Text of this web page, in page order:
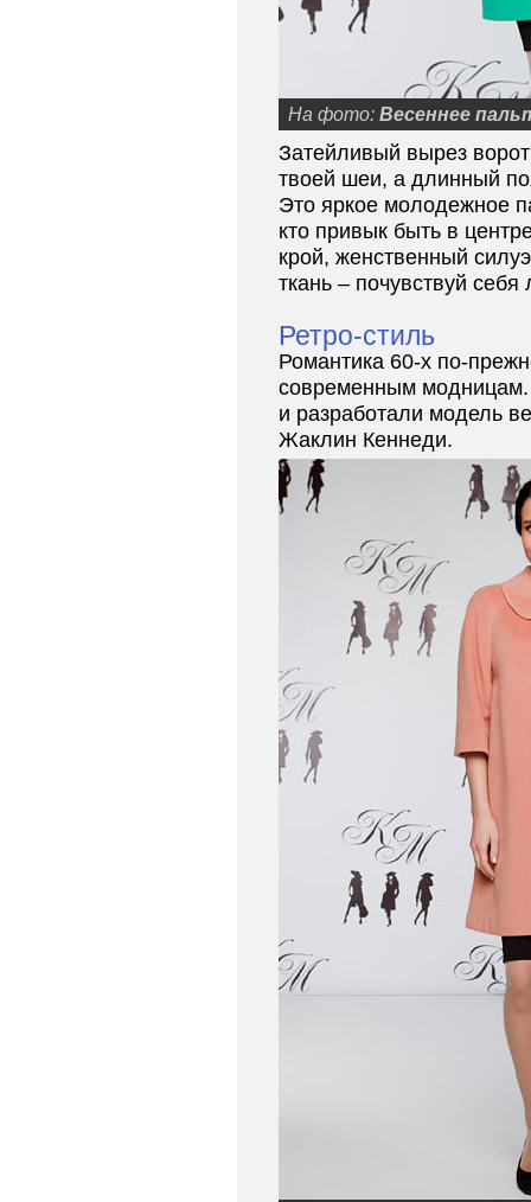
На фото: Весеннее
Затейливый вырез
твоей шеи, а длинный
Это яркое молодежное
кто привык быть в
крой, женственный
ткань – почувствуй
Ретро-стиль
Романтика 60-х по-
современным
и разработали модель
Жаклин Кеннеди.